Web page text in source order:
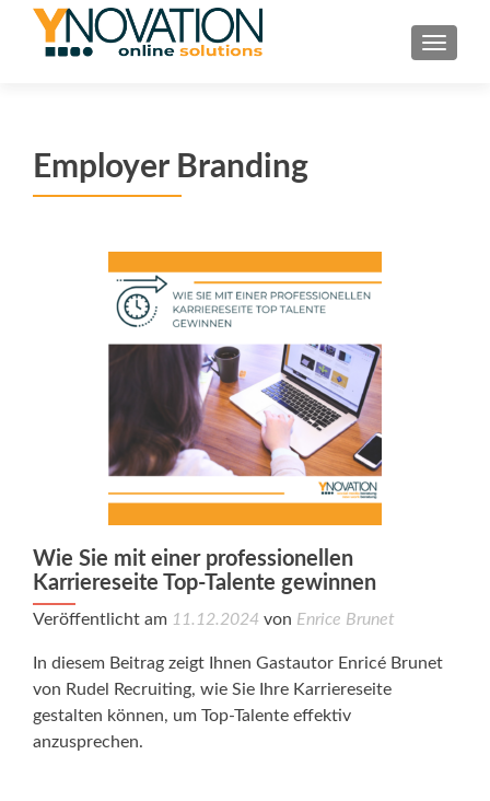
Employer Branding
Wie Sie mit einer professionellen
Karriereseite Top-Talente gewinnen
Veröffentlicht am 11.12.2024 von Enrice Brunet
In diesem Beitrag zeigt Ihnen Gastautor Enricé Brunet
von Rudel Recruiting, wie Sie Ihre Karriereseite
gestalten können, um Top-Talente effektiv
anzusprechen.